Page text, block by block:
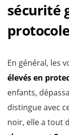
sécurité
En général, les
élevés en
enfants,
distingue avec
noir, elle a tout